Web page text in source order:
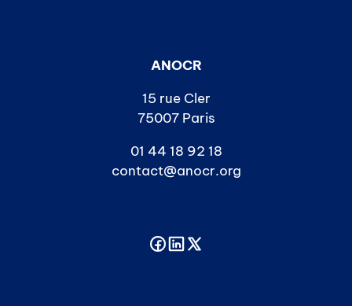
ANOCR
15 rue Cler
75007 Paris
01 44 18 92 18
contact@anocr.org